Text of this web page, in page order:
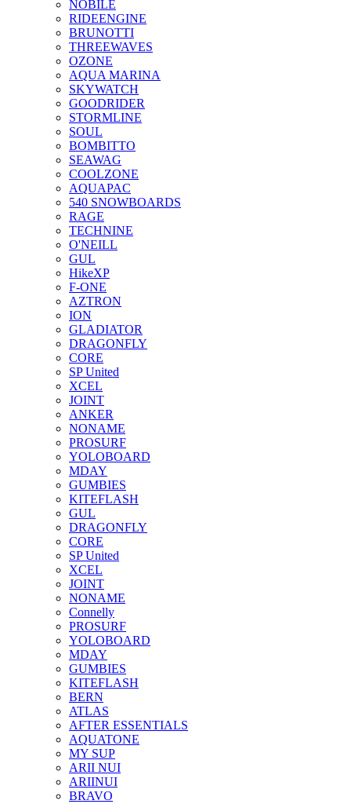
NOBILE
RIDEENGINE
BRUNOTTI
THREEWAVES
OZONE
AQUA MARINA
SKYWATCH
GOODRIDER
STORMLINE
SOUL
BOMBITTO
SEAWAG
COOLZONE
AQUAPAC
540 SNOWBOARDS
RAGE
TECHNINE
O'NEILL
GUL
HikeXP
F-ONE
AZTRON
ION
GLADIATOR
DRAGONFLY
CORE
SP United
XCEL
JOINT
ANKER
NONAME
PROSURF
YOLOBOARD
MDAY
GUMBIES
KITEFLASH
GUL
DRAGONFLY
CORE
SP United
XCEL
JOINT
NONAME
Connelly
PROSURF
YOLOBOARD
MDAY
GUMBIES
KITEFLASH
BERN
ATLAS
AFTER ESSENTIALS
AQUATONE
MY SUP
ARII NUI
ARIINUI
BRAVO